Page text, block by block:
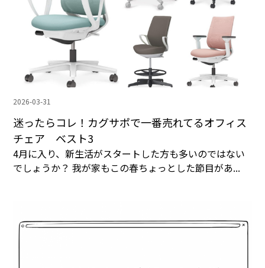
2026-03-31
迷ったらコレ！カグサポで一番売れてるオフィス
チェア ベスト3
4月に入り、新生活がスタートした方も多いのではない
でしょうか？ 我が家もこの春ちょっとした節目があ...